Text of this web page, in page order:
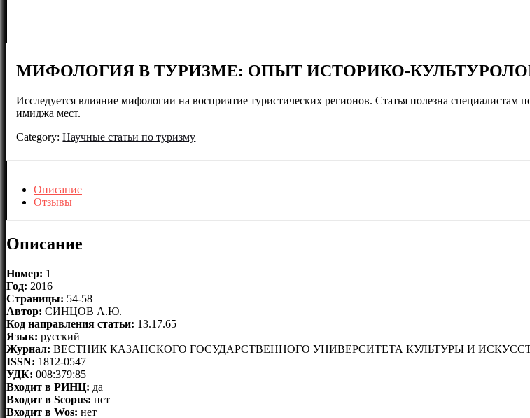
МИФОЛОГИЯ В ТУРИЗМЕ: ОПЫТ ИСТОРИКО-
Исследуется влияние мифологии на восприятие туристических регионов. Статья полезна
имиджа мест.
Category:Научные статьи по туризму
Описание
Отзывы
Описание
Номер: 1
Год: 2016
Страницы: 54-58
Автор: СИНЦОВ А.Ю.
Код направления статьи: 13.17.65
Язык: русский
Журнал: ВЕСТНИК КАЗАНСКОГО ГОСУДАРСТВЕННОГО УНИВЕРСИТЕТА КУЛЬТУРЫ И
ISSN: 1812-0547
УДК: 008:379:85
Входит в РИНЦ: да
Входит в Scopus: нет
Входит в Wos: нет